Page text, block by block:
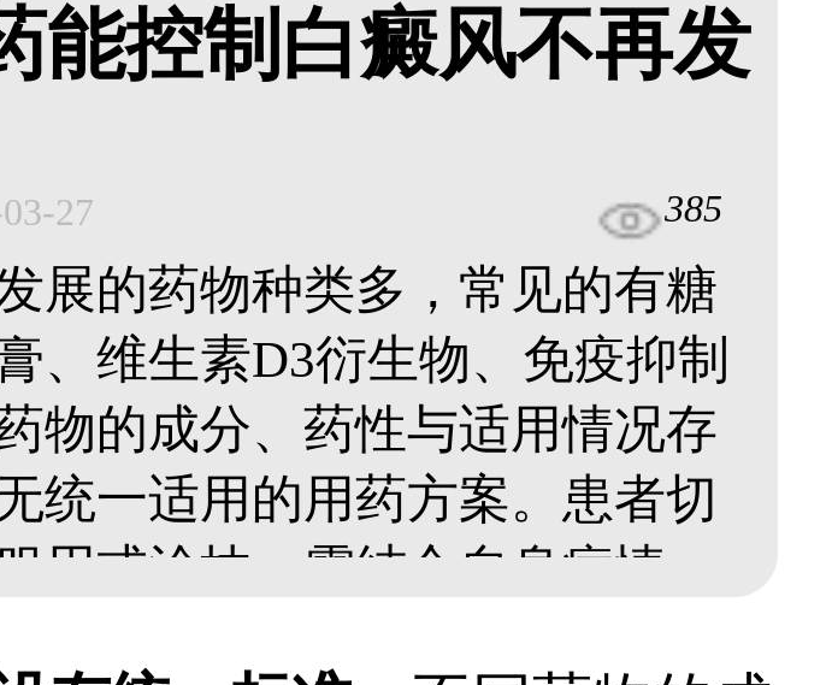
能控制白癜风不再发
27 385
展的药物种类多，常见的有糖
、维生素D3衍生物、免疫抑制
物的成分、药性与适用情况存
统一适用的用药方案。患者切
用或涂抹，需结合自身病情、